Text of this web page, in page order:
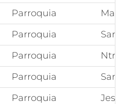
Parroquia
Parroquia
San
Parroquia
Ntra
Parroquia
Parroquia